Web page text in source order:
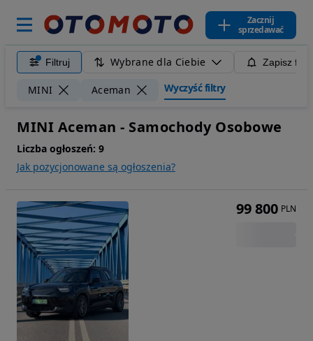
Zacznij
sprzedawać
Filtruj Wybrane dla Ciebie Zapisz
MINI Aceman Wyczyść filtry
MINI Aceman - Samochody Osobowe
Liczba ogłoszeń: 9
Jak pozycjonowane są ogłoszenia?
99 800 PLN